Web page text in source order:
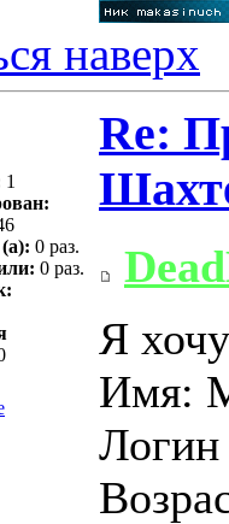
наверх
1
0 раз.
0 раз.
Re:
Я
Имя:
Логин